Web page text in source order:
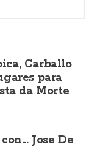
Carballo
para
da Morte
Jose De